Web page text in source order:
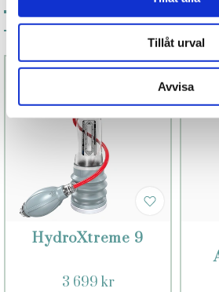
Tillåt urval
Avvisa
Associerade
HydroXtreme 9
3 699 kr